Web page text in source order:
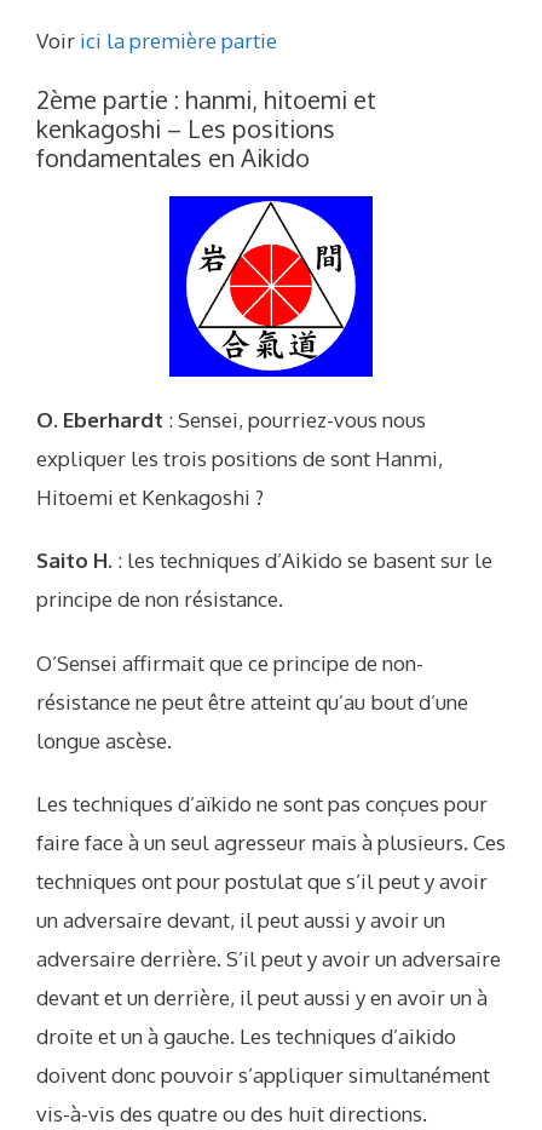
Voir ici la première partie
2ème partie : hanmi, hitoemi et
kenkagoshi – Les positions
fondamentales en Aikido
O. Eberhardt : Sensei, pourriez-vous nous
expliquer les trois positions de sont Hanmi,
Hitoemi et Kenkagoshi ?
Saito H. : les techniques d’Aikido se basent sur le
principe de non résistance.
O’Sensei affirmait que ce principe de non-
résistance ne peut être atteint qu’au bout d’une
longue ascèse.
Les techniques d’aïkido ne sont pas conçues pour
faire face à un seul agresseur mais à plusieurs. Ces
techniques ont pour postulat que s’il peut y avoir
un adversaire devant, il peut aussi y avoir un
adversaire derrière. S’il peut y avoir un adversaire
devant et un derrière, il peut aussi y en avoir un à
droite et un à gauche. Les techniques d’aikido
doivent donc pouvoir s’appliquer simultanément
vis-à-vis des quatre ou des huit directions.